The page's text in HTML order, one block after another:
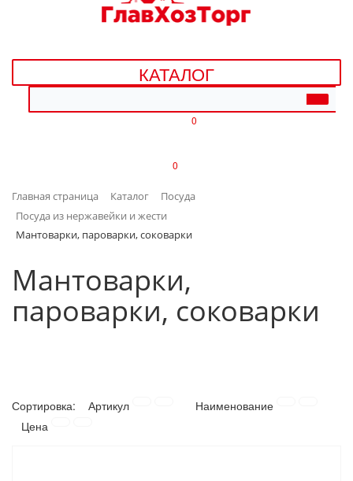
ДАЧА, САД И ОГОРОД
ДЕТСКИЕ ТОВАРЫ
ИНТЕРЬЕР
КАНЦТОВАРЫ
КЛИМАТИЧЕСКАЯ ТЕХНИКА
КРЕПЕЖ И СКОБЯНЫЕ ИЗДЕЛИЯ
НАСОСНОЕ ОБОРУДОВАНИЕ
КАТАЛОГ
0
0
Главная страница Каталог
Посуда
Посуда из нержавейки и жести
Мантоварки, пароварки, соковарки
Мантоварки,
пароварки, соковарки
Сортировка: Артикул
Наименование
Цена